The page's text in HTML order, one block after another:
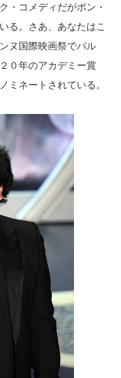
・コメディだがポン・
る。さあ、あなたはこ
ヌ国際映画祭でパル
０年のアカデミー賞
ミネートされている。